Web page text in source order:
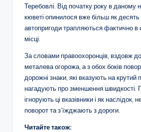
Теребовлі. Від початку року в даному
кюветі опинилося вже більш як десять
автопригоди трапляються фактично
місці.
За словами правоохоронців, вздовж
металева огорожа, а з обох боків
дорожні знаки, які вказують на крутий
нагадують про зменшення швидкості.
ігнорують ці вказівники і як наслідок,
поворот та з’їжджають з дороги.
Читайте також: